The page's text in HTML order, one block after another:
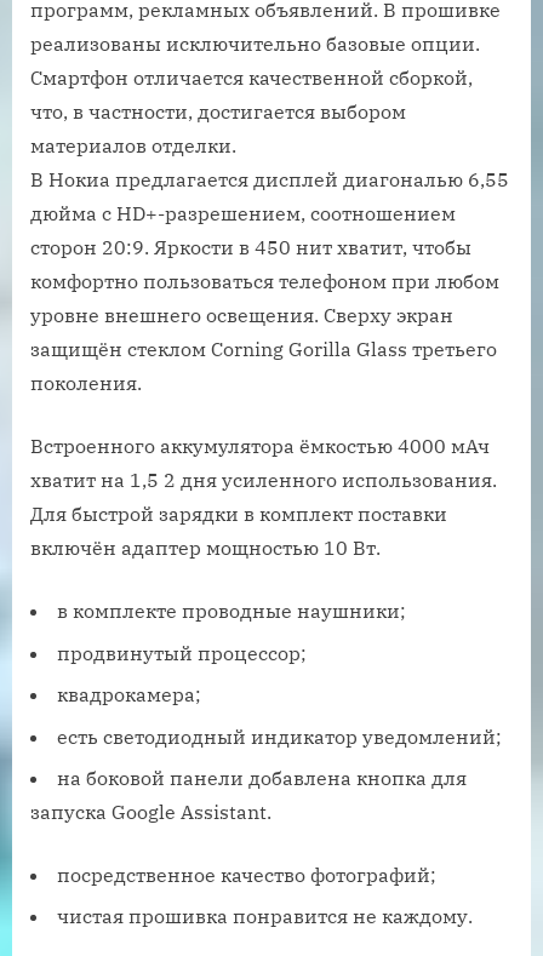
программ, рекламных объявлений. В прошивке
реализованы исключительно базовые опции.
Смартфон отличается качественной сборкой,
что, в частности, достигается выбором
материалов отделки.
В Нокиа предлагается дисплей диагональю 6,55
дюйма с HD+-разрешением, соотношением
сторон 20:9. Яркости в 450 нит хватит, чтобы
комфортно пользоваться телефоном при любом
уровне внешнего освещения. Сверху экран
защищён стеклом Corning Gorilla Glass третьего
поколения.
Встроенного аккумулятора ёмкостью 4000 мАч
хватит на 1,5 2 дня усиленного использования.
Для быстрой зарядки в комплект поставки
включён адаптер мощностью 10 Вт.
в комплекте проводные наушники;
продвинутый процессор;
квадрокамера;
есть светодиодный индикатор уведомлений;
на боковой панели добавлена кнопка для
запуска Google Assistant.
посредственное качество фотографий;
чистая прошивка понравится не каждому.